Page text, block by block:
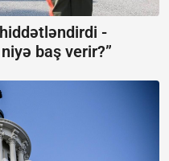
-
baş verir?”